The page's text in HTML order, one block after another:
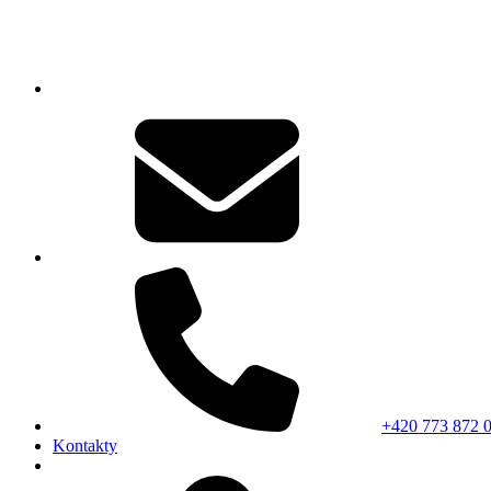
+420 773 872
Kontakty